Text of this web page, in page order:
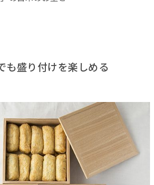
も盛り付けを楽しめる